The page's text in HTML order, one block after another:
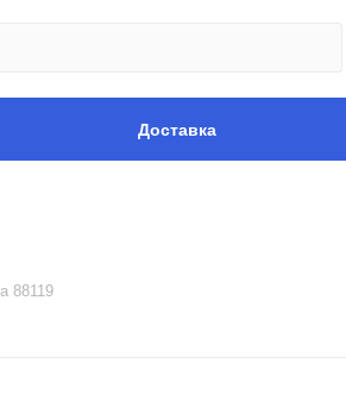
Доставка
88119